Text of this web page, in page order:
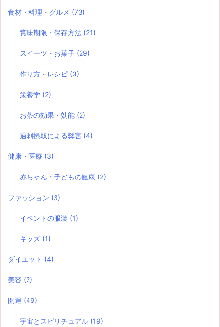
食材・料理・グルメ (73)
賞味期限・保存方法 (21)
スイーツ・お菓子 (29)
作り方・レシピ (3)
栄養学 (2)
お茶の効果・効能 (2)
過剰摂取による弊害 (4)
健康・医療 (3)
赤ちゃん・子どもの健康 (2)
ファッション (3)
イベントの服装 (1)
キッズ (1)
ダイエット (4)
美容 (2)
開運 (49)
宇宙とスピリチュアル (19)